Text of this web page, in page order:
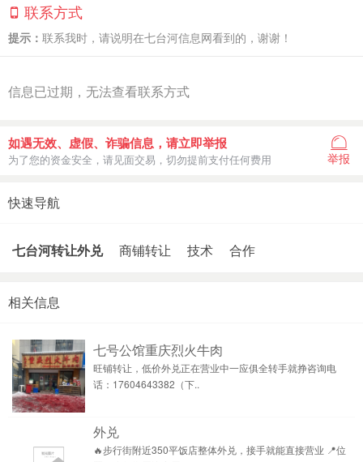
联系方式
提示： 联系我时，请说明在七台河信息网看到的，谢谢！
信息已过期，无法查看联系方式
如遇无效、虚假、诈骗信息，请立即举报
为了您的资金安全，请见面交易，切勿提前支付任何费用 举报
快速导航
七台河转让外兑 商铺转让 技术 合作
相关信息
七号公馆重庆烈火牛肉
旺铺转让，低价外兑正在营业中一应俱全转手就挣咨询电
话：17604643382（下..
外兑
🔥步行街附近350平饭店整体外兑，接手就能直接营业 📍位